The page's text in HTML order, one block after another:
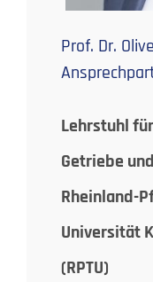
Prof. Dr.
Lehrstuhl
Getriebe
Rheinland-
Universität
(RPTU)